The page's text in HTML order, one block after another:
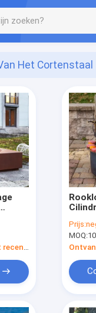
Het Cortenstaal
Prijs:
MOQ: